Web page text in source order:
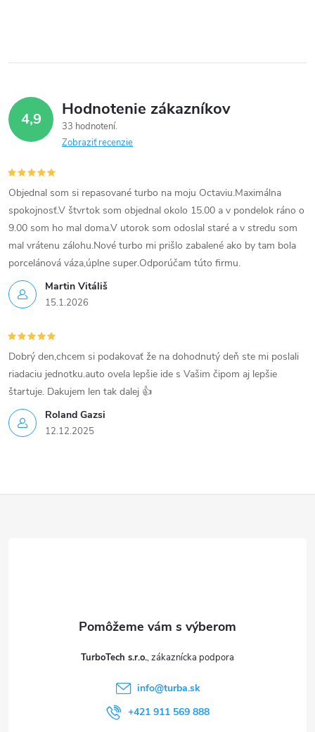
v
y
v
ý
p
i
s
u
4,9 Hodnotenie zákazníkov
33 hodnotení
Zobraziť recenzie
Martin Vitáliš
15.1.2026
Objednal som si repasované turbo na moju Octaviu.Maximálna
spokojnosť.V štvrtok som objednal okolo 15.00 a v pondelok ráno o
9.00 som ho mal doma.V utorok som odoslal staré a v stredu som
mal vrátenu zálohu.Nové turbo mi prišlo zabalené ako by tam bola
porcelánová váza,úplne super.Odporúčam túto firmu.
Roland Gazsi
12.12.2025
Dobrý den,chcem si podakovať že na dohodnutý deň ste mi poslali
riadaciu jednotku.auto ovela lepšie ide s Vašim čipom aj lepšie
štartuje. Dakujem len tak dalej 👍
TurboTech s.r.o.
info@turba.sk
+421 911 569 888